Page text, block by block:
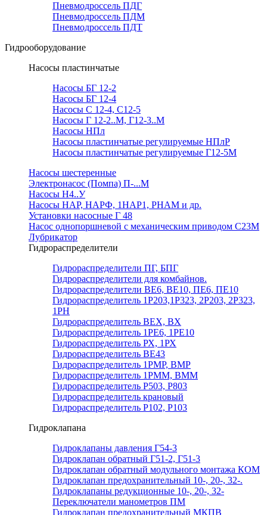
Пневмодроссель ПДГ
Пневмодроссель ПДМ
Пневмодроссель ПДТ
Гидрооборудование
Насосы пластинчатые
Насосы БГ 12-2
Насосы БГ 12-4
Насосы С 12-4, С12-5
Насосы Г 12-2..М, Г12-3..М
Насосы НПл
Насосы пластинчатые регулируемые НПлР
Насосы пластинчатые регулируемые Г12-5М
Насосы шестеренные
Электронасос (Помпа) П-...М
Насосы Н4..У
Насосы НАР, НАРФ, 1НАР1, РНАМ и др.
Установки насосные Г 48
Насос однопоршневой с механическим приводом С23М
Лубрикатор
Гидрораспределители
Гидрораспределители ПГ, БПГ
Гидрораспределители для комбайнов.
Гидрораспределители ВЕ6, ВЕ10, ПЕ6, ПЕ10
Гидрораспределитель 1Р203,1Р323, 2Р203, 2Р323,
1РН
Гидрораспределитель ВЕХ, ВХ
Гидрораспределитель 1РЕ6, 1РЕ10
Гидрораспределитель РХ, 1РХ
Гидрораспределитель ВЕ43
Гидрораспределитель 1РМР, ВМР
Гидрораспределитель 1РММ, ВММ
Гидрораспределитель Р503, Р803
Гидрораспределитель крановый
Гидрораспределитель Р102, Р103
Гидроклапана
Гидроклапаны давления Г54-3
Гидроклапан обратный Г51-2, Г51-3
Гидроклапан обратный модульного монтажа КОМ
Гидроклапан предохранительный 10-, 20-, 32-.
Гидроклапаны редукционные 10-, 20-, 32-
Переключатели манометров ПМ
Гидроклапан предохранительный МКПВ